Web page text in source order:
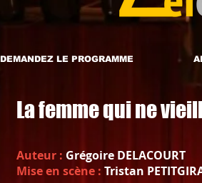
DEMANDEZ LE PROGRAMME
La femme qui ne
Auteur : Grégoire DELACOURT
Mise en scène : Tristan